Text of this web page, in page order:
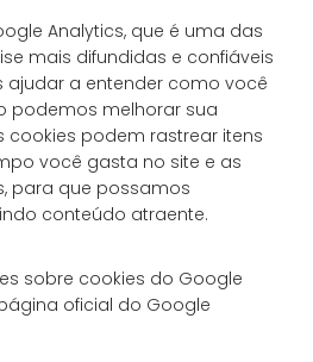
Analytics, que é uma das
mais difundidas e confiáveis
ajudar a entender como você
podemos melhorar sua
cookies podem rastrear itens
você gasta no site e as
para que possamos
conteúdo atraente.
sobre cookies do Google
oficial do Google